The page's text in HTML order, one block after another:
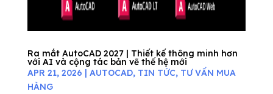
Ra mắt AutoCAD 2027 | Thiết kế thông minh hơn
với AI và cộng tác bản vẽ thế hệ mới
APR 21, 2026 | AUTOCAD, TIN TỨC, TƯ VẤN MUA
HÀNG